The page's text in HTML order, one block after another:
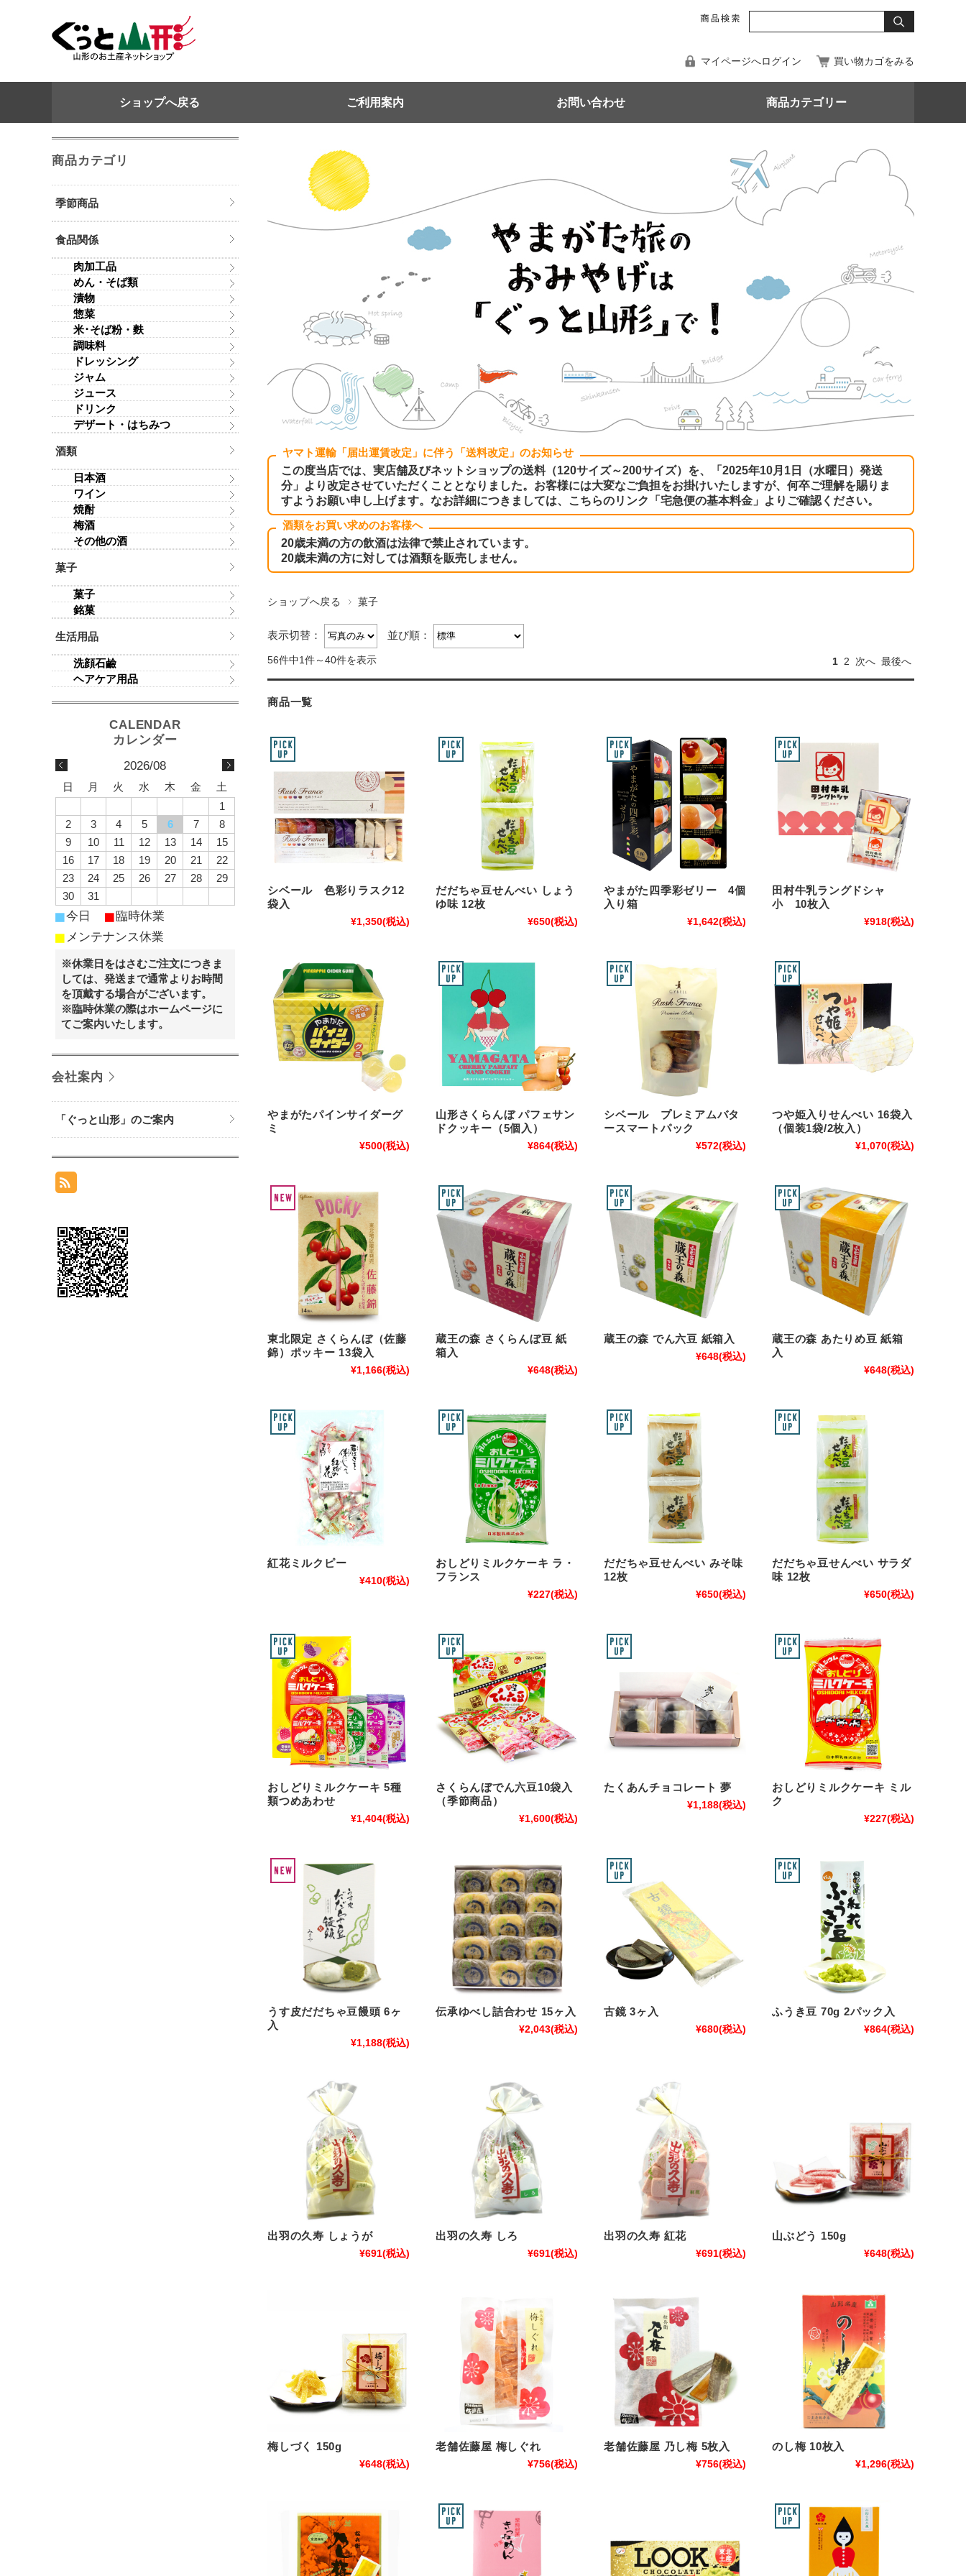
マイページへログイン 買い物カゴをみる
ショップへ戻る ご利用案内 お問い合わせ 商品カテゴリー
ヤマト運輸「届出運賃改定」に伴う「送料改定」のお知らせ
この度当店では、実店舗及びネットショップの送料（120サイズ～200サイズ）を、「2025年10月1日（水曜日）発送
分」より改定させていただくこととなりました。お客様には大変なご負担をお掛けいたしますが、何卒ご理解を賜りま
すようお願い申し上げます。なお詳細につきましては、こちらのリンク
「宅急便の基本料金」 よりご確認ください。
酒類をお買い求めのお客様へ
20歳未満の方の飲酒は法律で禁止されています。
20歳未満の方に対しては酒類を販売しません。
ショップへ戻る 菓子
表示切替： 並び順：
56件中1件～40件を表示 1 2 次へ 最後へ
商品一覧
シベール 色彩りラスク12
袋入
¥1,350(税込)
だだちゃ豆せんべい しょう
ゆ味 12枚
¥650(税込)
やまがた四季彩ゼリー 4個
入り箱
¥1,642(税込)
田村牛乳ラングドシャ
小 10枚入
¥918(税込)
やまがたパインサイダーグ
ミ
¥500(税込)
山形さくらんぼ パフェサン
ドクッキー（5個入）
¥864(税込)
シベール プレミアムバタ
ースマートパック
¥572(税込)
つや姫入りせんべい 16袋入
（個装1袋/2枚入）
¥1,070(税込)
東北限定 さくらんぼ（佐藤
錦）ポッキー 13袋入
¥1,166(税込)
蔵王の森 さくらんぼ豆 紙
箱入
¥648(税込)
蔵王の森 でん六豆 紙箱入
¥648(税込)
蔵王の森 あたりめ豆 紙箱
入
¥648(税込)
紅花ミルクピー
¥410(税込)
おしどりミルクケーキ ラ・
フランス
¥227(税込)
だだちゃ豆せんべい みそ味
12枚
¥650(税込)
だだちゃ豆せんべい サラダ
味 12枚
¥650(税込)
おしどりミルクケーキ 5種
類つめあわせ
¥1,404(税込)
さくらんぼでん六豆10袋入
（季節商品）
¥1,600(税込)
たくあんチョコレート 夢
¥1,188(税込)
おしどりミルクケーキ ミル
ク
¥227(税込)
うす皮だだちゃ豆饅頭 6ヶ
入
¥1,188(税込)
伝承ゆべし詰合わせ 15ヶ入
¥2,043(税込)
古鏡 3ヶ入
¥680(税込)
ふうき豆 70g 2パック入
¥864(税込)
出羽の久寿 しょうが
¥691(税込)
出羽の久寿 しろ
¥691(税込)
出羽の久寿 紅花
¥691(税込)
山ぶどう 150g
¥648(税込)
梅しづく 150g
¥648(税込)
老舗佐藤屋 梅しぐれ
¥756(税込)
老舗佐藤屋 乃し梅 5枚入
¥756(税込)
のし梅 10枚入
¥1,296(税込)
商品カテゴリ
季節商品
食品関係
肉加工品
めん・そば類
漬物
惣菜
米･そば粉・麩
調味料
ドレッシング
ジャム
ジュース
ドリンク
デザート・はちみつ
酒類
日本酒
ワイン
焼酎
梅酒
その他の酒
菓子
菓子
銘菓
生活用品
洗顔石鹼
ヘアケア用品
2026/08
日 月 火 水 木 金
土
1
2
3 4 5 6 7
8
9
10 11 12 13 14
15
16
17 18 19 20 21
22
23
24 25 26 27 28
29
30
31
■今日 ■臨時休業
■ メンテナンス休業
※休業日をはさむご注文につきま
しては、発送まで通常よりお時間
を頂戴する場合がございます。
※臨時休業の際はホームページに
てご案内いたします。
会社案内
「ぐっと山形」のご案内